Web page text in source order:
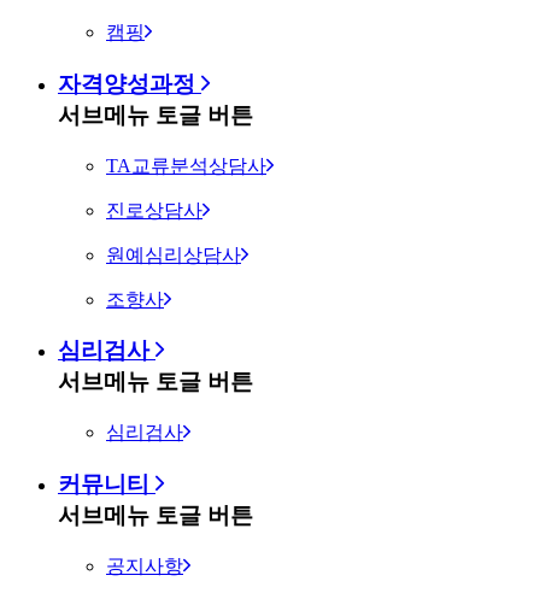
캠핑
자격양성과정
서브메뉴 토글 버튼
TA교류분석상담사
진로상담사
원예심리상담사
조향사
심리검사
서브메뉴 토글 버튼
심리검사
커뮤니티
서브메뉴 토글 버튼
공지사항